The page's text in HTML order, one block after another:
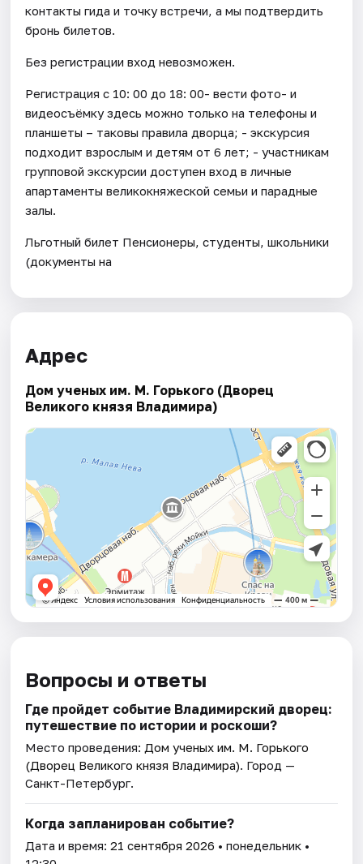
контакты гида и точку встречи, а мы подтвердить
бронь билетов.
Без регистрации вход невозможен.
Регистрация с 10: 00 до 18: 00- вести фото- и
видеосъёмку здесь можно только на телефоны и
планшеты – таковы правила дворца; - экскурсия
подходит взрослым и детям от 6 лет; - участникам
групповой экскурсии доступен вход в личные
апартаменты великокняжеской семьи и парадные
залы.
Льготный билет Пенсионеры, студенты, школьники
(документы на
Адрес
Дом ученых им. М. Горького (Дворец
Великого князя Владимира)
Вопросы и ответы
Где пройдет событие Владимирский дворец:
путешествие по истории и роскоши?
Место проведения: Дом ученых им. М. Горького
(Дворец Великого князя Владимира). Город —
Санкт-Петербург.
Когда запланирован событие?
Дата и время:21 сентября 2026 • понедельник •